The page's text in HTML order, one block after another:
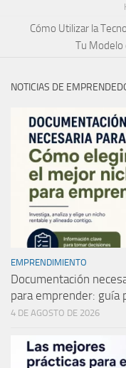
Cómo Utilizar la
Tu Modelo
NOTICIAS DE
EMPRENDIMIENTO
Documentación
para emprender: guía
4 DE AGOSTO DE 2026